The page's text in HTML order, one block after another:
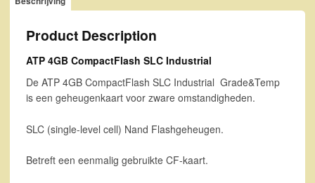
Product Description
ATP 4GB CompactFlash SLC Industrial
De ATP 4GB CompactFlash SLC Industrial Grade&Temp
is een geheugenkaart voor zware omstandigheden.
SLC (single-level cell) Nand Flashgeheugen.
Betreft een eenmalig gebruikte CF-kaart.